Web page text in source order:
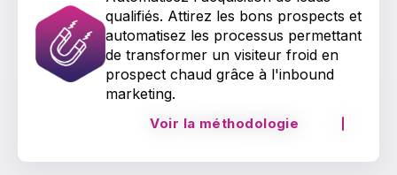
qualifiés. Attirez les bons prospects et
automatisez les processus permettant
de transformer un visiteur froid en
prospect chaud grâce à l'inbound
marketing.
Voir la méthodologie